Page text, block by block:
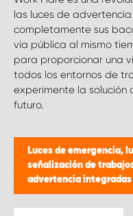
las luces de
completamente sus
vía pública al mismo
para proporcionar una
todos los entornos de
experimente la solución
futuro.
Luces de emergencia,
señalización de
advertencia integradas